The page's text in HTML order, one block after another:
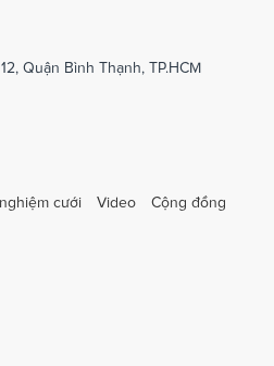
Quận Bình Thạnh, TP.HCM
cưới Video Cộng đồng